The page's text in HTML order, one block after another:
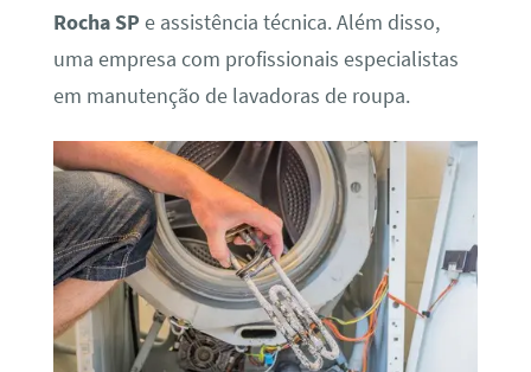
Rocha SP e assistência técnica. Além disso,
uma empresa com profissionais especialistas
em manutenção de lavadoras de roupa.